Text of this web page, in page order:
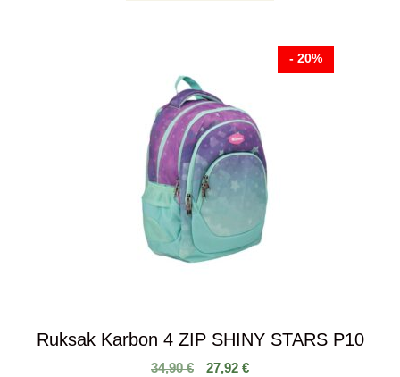
- 20%
Ruksak Karbon 4 ZIP SHINY STARS P10
34,90€ 27,92 €